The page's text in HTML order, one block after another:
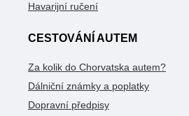
Havarijní ručení
CESTOVÁNÍ AUTEM
Za kolik do Chorvatska autem?
Dálniční známky a poplatky
Dopravní předpisy